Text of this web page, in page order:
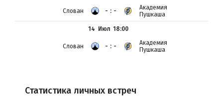
Слован -:-
Академия
Пушкаша
14 Июл
Слован -:-
Академия
Пушкаша
18:00
Статистика личных встреч